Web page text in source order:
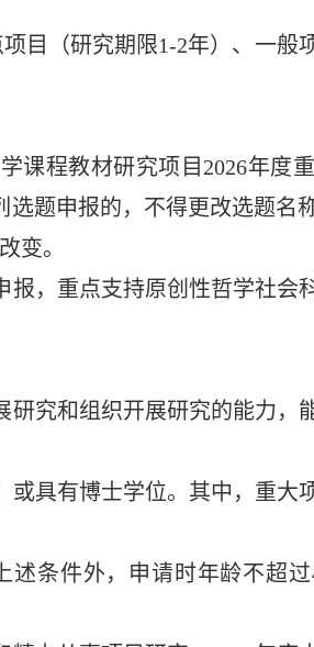
目（研究期限1-2年）、一般
课程教材研究项目2026年度
选题申报的，不得更改选题名
变。
，重点支持原创性哲学社会
究和组织开展研究的能力，
具有博士学位。其中，重大
条件外，申请时年龄不超过